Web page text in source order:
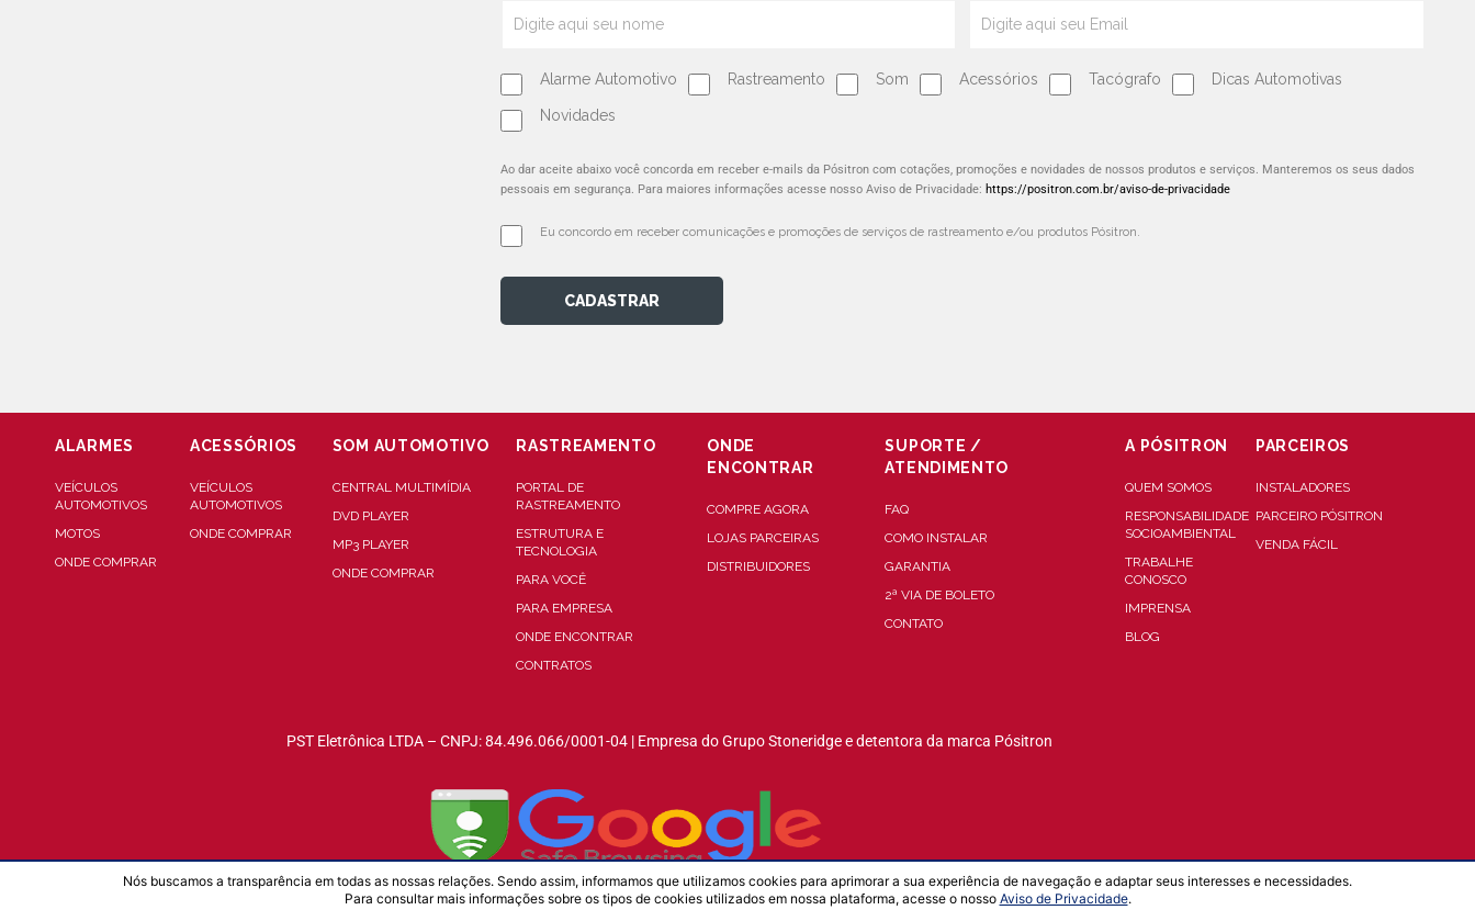
Alarme Automotivo Rastreamento Som Acessórios Tacógrafo Dicas Automotivas
Novidades
Ao dar aceite abaixo você concorda em receber e-mails da Pósitron com cotações, promoções e novidades de nossos produtos e serviços. Manteremos os seus dados
pessoais em segurança. Para maiores informações acesse nosso Aviso de Privacidade: https://positron.com.br/aviso-de-privacidade
Eu concordo em receber comunicações e promoções de serviços de rastreamento e/ou produtos Pósitron.
CADASTRAR
ALARMES
VEÍCULOS
AUTOMOTIVOS
MOTOS
ONDE COMPRAR
ACESSÓRIOS
VEÍCULOS
AUTOMOTIVOS
ONDE COMPRAR
SOM AUTOMOTIVO
CENTRAL MULTIMÍDIA
DVD PLAYER
MP3 PLAYER
ONDE COMPRAR
RASTREAMENTO
PORTAL DE
RASTREAMENTO
ESTRUTURA E
TECNOLOGIA
PARA VOCÊ
PARA EMPRESA
ONDE ENCONTRAR
CONTRATOS
ONDE
ENCONTRAR
COMPRE AGORA
LOJAS PARCEIRAS
DISTRIBUIDORES
SUPORTE /
ATENDIMENTO
FAQ
COMO INSTALAR
GARANTIA
2ª VIA DE BOLETO
CONTATO
A PÓSITRON
QUEM SOMOS
RESPONSABILIDADE
SOCIOAMBIENTAL
TRABALHE
CONOSCO
IMPRENSA
BLOG
PARCEIROS
INSTALADORES
PARCEIRO PÓSITRON
VENDA FÁCIL
PST Eletrônica LTDA – CNPJ: 84.496.066/0001-04 | Empresa do Grupo Stoneridge e detentora da marca Pósitron
Nós buscamos a transparência em todas as nossas relações. Sendo assim, informamos que utilizamos cookies para aprimorar a sua experiência de navegação e adaptar seus interesses e necessidades.
Para consultar mais informações sobre os tipos de cookies utilizados em nossa plataforma, acesse o nosso Aviso de Privacidade.